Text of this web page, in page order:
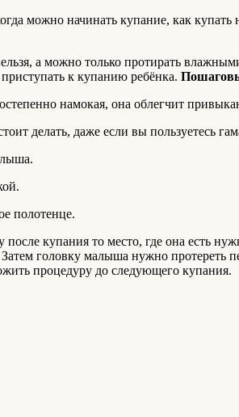
можно начинать купание, как купать
а можно только протирать
к купанию ребёнка.
намокая, она облегчит
делать, даже если вы пользуетесь
полотенце.
купания то место, где она есть
головку малыша нужно протереть
процедуру до следующего купания.